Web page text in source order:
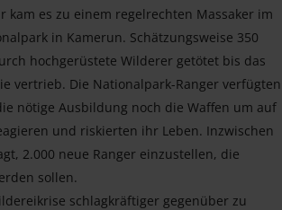
kam es zu einem regelrechten Massaker im
in Kamerun. Schätzungsweise 350
hochgerüstete Wilderer getötet bis das
vertrieb. Die Nationalpark-Ranger verfügten
nötige Ausbildung noch die Waffen um auf
und riskierten ihr Leben. Inzwischen
2.000 neue Ranger einzustellen, die
sollen.
schlagkräftiger gegenüber zu